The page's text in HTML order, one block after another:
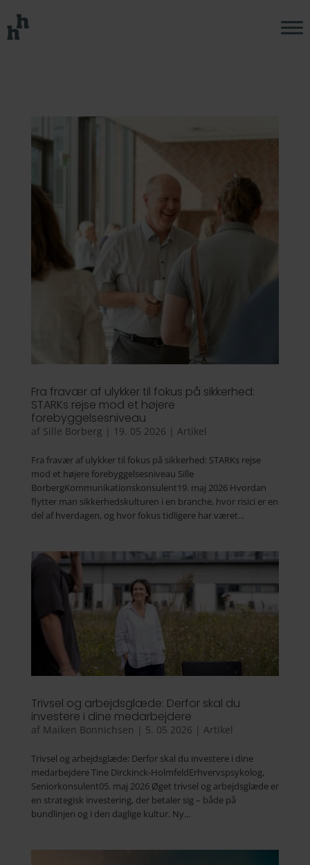
Fra fravær af ulykker til fokus på sikkerhed:
STARKs rejse mod et højere
forebyggelsesniveau
af Sille Borberg | 19. 05 2026 | Artikel
Fra fravær af ulykker til fokus på sikkerhed: STARKs rejse
mod et højere forebyggelsesniveau Sille
BorbergKommunikationskonsulent19. maj 2026 Hvordan
flytter man sikkerhedskulturen i en branche, hvor risici er en
del af hverdagen, og hvor fokus tidligere har været...
Trivsel og arbejdsglæde: Derfor skal du
investere i dine medarbejdere
af Maiken Bonnichsen | 5. 05 2026 | Artikel
Trivsel og arbejdsglæde: Derfor skal du investere i dine
medarbejdere Tine Dirckinck-HolmfeldErhvervspsykolog,
Seniorkonsulent05. maj 2026 Øget trivsel og arbejdsglæde er
en strategisk investering, der betaler sig – både på
bundlinjen og i den daglige kultur. Ny...